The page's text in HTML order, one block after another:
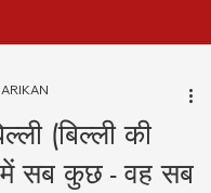
(बिल्ली की
सब कुछ - वह सब